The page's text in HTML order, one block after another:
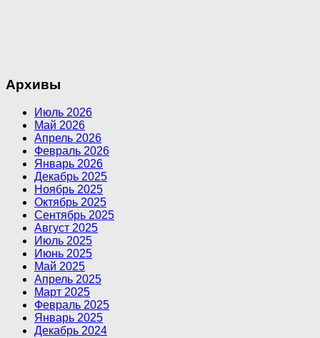
Архивы
Июль 2026
Май 2026
Апрель 2026
Февраль 2026
Январь 2026
Декабрь 2025
Ноябрь 2025
Октябрь 2025
Сентябрь 2025
Август 2025
Июль 2025
Июнь 2025
Май 2025
Апрель 2025
Март 2025
Февраль 2025
Январь 2025
Декабрь 2024